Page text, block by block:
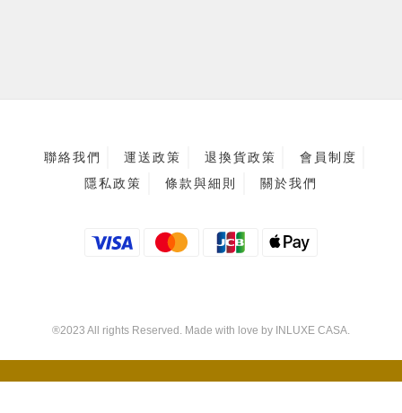
聯絡我們 運送政策 退換貨政策
會員制度
隱私政策
條款與細則 關於我們
®2023 All rights Reserved. Made with love by INLUXE CASA.